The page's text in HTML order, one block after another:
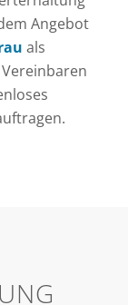
Angebot
als